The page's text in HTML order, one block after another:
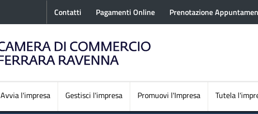
Salta
al
Menu profilo utente
Contatti Pagamenti Online Prenotazione
Avvia l'impresa Gestisci l'impresa Promuovi l'Impresa Tutela